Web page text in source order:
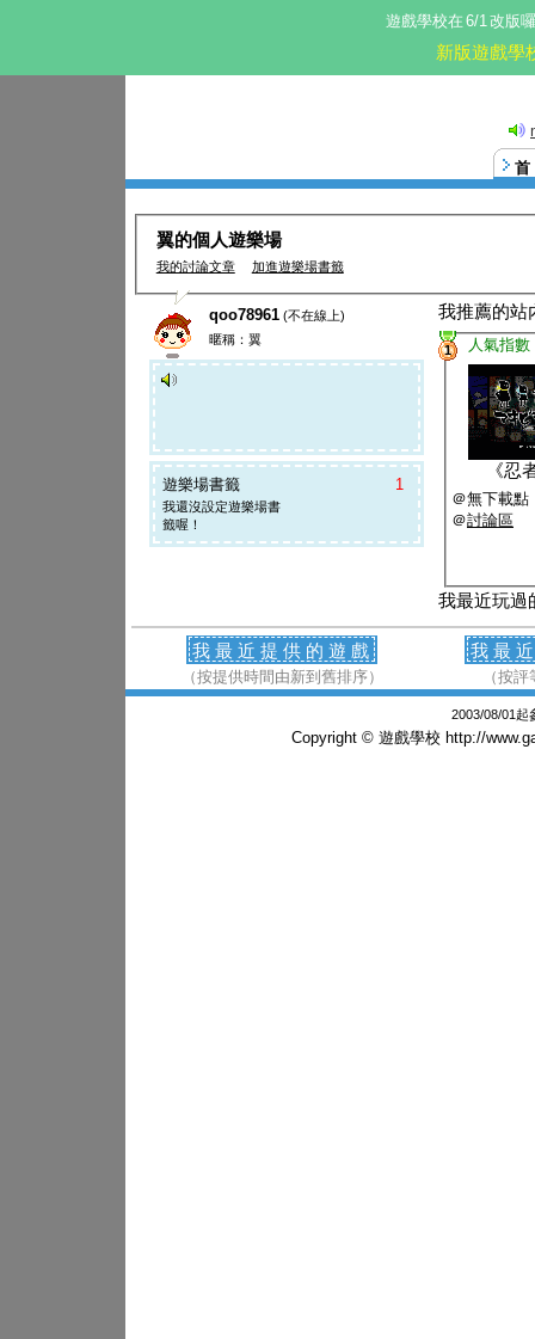
遊戲學校在 6/1改版
新版遊戲學
這
翼的個人遊樂場
我的討論文章 加進遊樂場書籤
qoo78961 (不在線上)
暱稱：翼
遊樂場書籤 1
我還沒設定遊樂場書
籤喔！
我推薦的站
1 人氣指數
《忍
＠無下載
＠討論區
我最近玩過
我最近提供的遊戲
（按提供時間由新到舊排序）
我最
（按
2003/08/01起
Copyright © 遊戲學校 http://